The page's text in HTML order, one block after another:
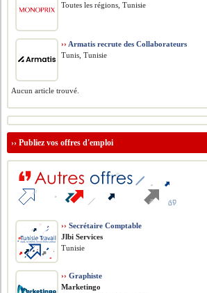
Toutes les régions, Tunisie
›› Armatis recrute des Collaborateurs
Tunis, Tunisie
Aucun article trouvé.
››Publiez vos offres d'emploi
›› Secrétaire Comptable
Jlbi Services
Tunisie
›› Graphiste
Marketingo